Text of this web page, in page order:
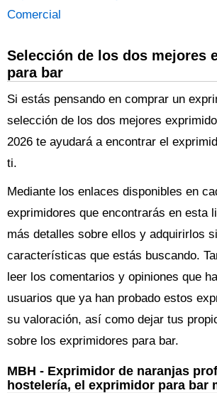
Comercial
Selección de los dos mejores
para bar
Si estás pensando en comprar un
selección de los dos mejores
2026 te ayudará a encontrar el
ti.
Mediante los enlaces disponibles en
exprimidores que encontrarás en esta
más detalles sobre ellos y adquirirlos
características que estás buscando.
leer los comentarios y opiniones que
usuarios que ya han probado estos
su valoración, así como dejar tus
sobre los exprimidores para bar.
MBH - Exprimidor de naranjas
hostelería, el exprimidor para bar